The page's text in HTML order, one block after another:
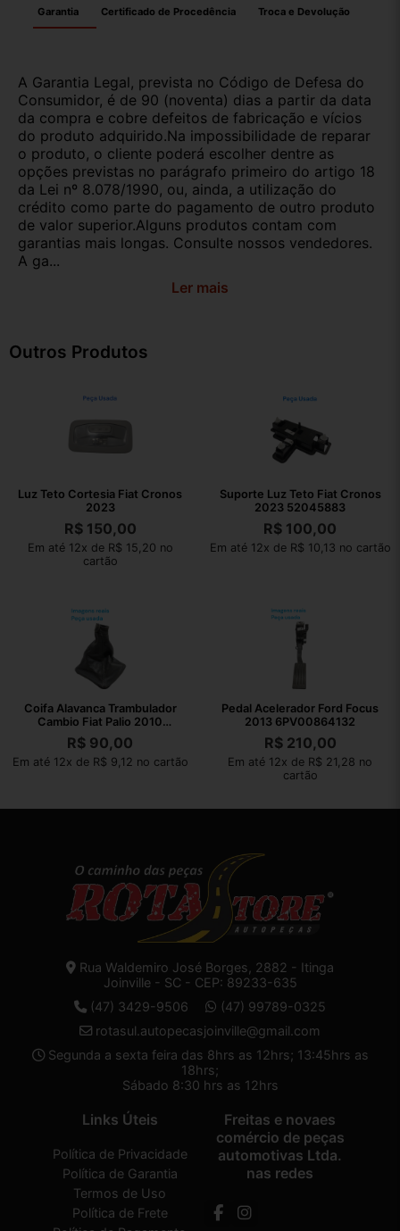
Garantia Certificado de Procedência Troca e Devolução
A Garantia Legal, prevista no Código de Defesa do
Consumidor, é de 90 (noventa) dias a partir da data
da compra e cobre defeitos de fabricação e vícios
do produto adquirido.Na impossibilidade de reparar
o produto, o cliente poderá escolher dentre as
opções previstas no parágrafo primeiro do artigo 18
da Lei nº 8.078/1990, ou, ainda, a utilização do
crédito como parte do pagamento de outro produto
de valor superior.Alguns produtos contam com
garantias mais longas. Consulte nossos vendedores.
A ga...
Ler mais
Outros Produtos
Luz Teto Cortesia Fiat Cronos
2023
R$150,00
Em até 12x de R$ 15,20 no
cartão
Suporte Luz Teto Fiat Cronos
2023 52045883
R$ 100,00
Em até 12x de R$ 10,13 no cartão
Coifa Alavanca Trambulador
Cambio Fiat Palio 2010
1001731010
R$ 90,00
Em até 12x de R$ 9,12 no cartão
Pedal Acelerador Ford Focus
2013 6PV00864132
R$210,00
Em até 12x de R$ 21,28 no
cartão
Rua Waldemiro José Borges, 2882 - Itinga
Joinville - SC - CEP: 89233-635
(47) 3429-9506
(47) 99789-0325
rotasul.autopecasjoinville@gmail.com
Segunda a sexta feira das 8hrs as 12hrs; 13:45hrs as
18hrs;
Sábado 8:30 hrs as 12hrs
Links Úteis
Política de Privacidade
Política de Garantia
Termos de Uso
Política de Frete
Freitas e novaes
comércio de peças
automotivas Ltda.
nas redes